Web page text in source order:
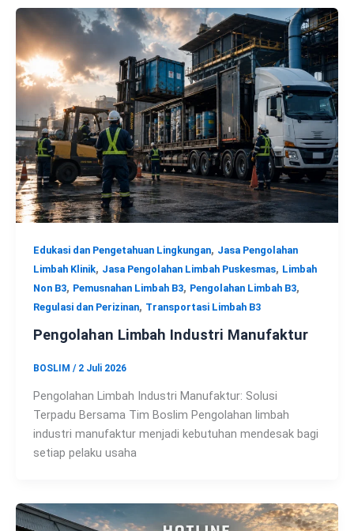
Edukasi dan Pengetahuan Lingkungan, Jasa Pengolahan
Limbah Klinik, Jasa Pengolahan Limbah Puskesmas, Limbah
Non B3, Pemusnahan Limbah B3, Pengolahan Limbah B3,
Regulasi dan Perizinan, Transportasi Limbah B3
Pengolahan Limbah Industri Manufaktur
BOSLIM / 2 Juli 2026
Pengolahan Limbah Industri Manufaktur: Solusi
Terpadu Bersama Tim Boslim Pengolahan limbah
industri manufaktur menjadi kebutuhan mendesak bagi
setiap pelaku usaha